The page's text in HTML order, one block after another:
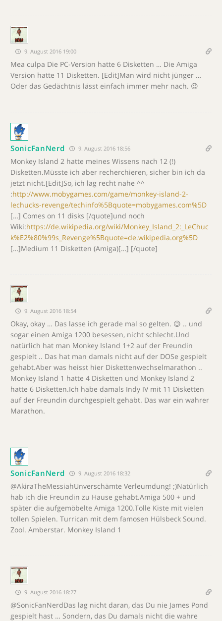
9. August 2016 19:00
Mea culpa Die PC-Version hatte 6 Disketten … Die Amiga
Version hatte 11 Disketten. [Edit]Man wird nicht jünger …
Oder das Gedächtnis lässt einfach immer mehr nach. 😉
SonicFanNerd 9. August 2016 18:56
Monkey Island 2 hatte meines Wissens nach 12 (!)
Disketten.Müsste ich aber recherchieren, sicher bin ich da
jetzt nicht.[Edit]So, ich lag recht nahe ^^
:http://www.mobygames.com/game/monkey-island-2-
lechucks-revenge/techinfo%5Bquote=mobygames.com%5D
[…] Comes on 11 disks [/quote]und noch
Wiki:https://de.wikipedia.org/wiki/Monkey_Island_2:_LeChuc
k%E2%80%99s_Revenge%5Bquote=de.wikipedia.org%5D
[…]Medium 11 Disketten (Amiga)[…] [/quote]
9. August 2016 18:54
Okay, okay … Das lasse ich gerade mal so gelten. 😉 .. und
sogar einen Amiga 1200 besessen, nicht schlecht.Und
natürlich hat man Monkey Island 1+2 auf der Freundin
gespielt .. Das hat man damals nicht auf der DOSe gespielt
gehabt.Aber was heisst hier Diskettenwechselmarathon ..
Monkey Island 1 hatte 4 Disketten und Monkey Island 2
hatte 6 Disketten.Ich habe damals Indy IV mit 11 Disketten
auf der Freundin durchgespielt gehabt. Das war ein wahrer
Marathon.
SonicFanNerd 9. August 2016 18:32
@AkiraTheMessiahUnverschämte Verleumdung! ;)Natürlich
hab ich die Freundin zu Hause gehabt.Amiga 500 + und
später die aufgemöbelte Amiga 1200.Tolle Kiste mit vielen
tollen Spielen. Turrican mit dem famosen Hülsbeck Sound.
Zool. Amberstar. Monkey Island 1
9. August 2016 18:27
@SonicFanNerdDas lag nicht daran, das Du nie James Pond
gespielt hast … Sondern, das Du damals nicht die wahre